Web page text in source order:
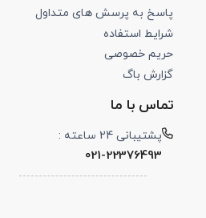
پاسخ به پرسش های متداول
شرایط استفاده
حریم خصوصی
گزارش باگ
تماس با ما
پشتیبانی 24 ساعته :
021-22376493